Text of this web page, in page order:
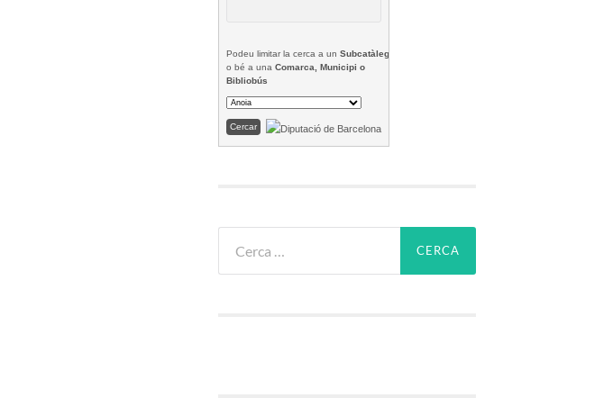
Podeu limitar la cerca a un Subcatàleg
o bé a una Comarca, Municipi o
Bibliobús